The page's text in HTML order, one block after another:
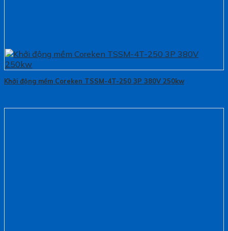
Khởi động mềm Coreken TSSM-4T-250 3P 380V 250kw